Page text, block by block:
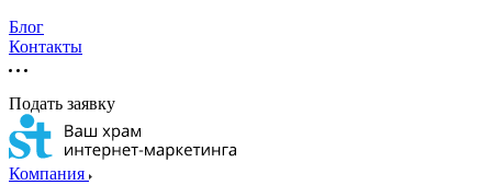
Блог
Контакты
Подать заявку
Компания